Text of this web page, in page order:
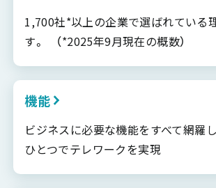
1,700社*以上の企業で選ばれている
す。 （*2025年9月現在の概数）
機能
ビジネスに必要な機能をすべて網羅
ひとつでテレワークを実現